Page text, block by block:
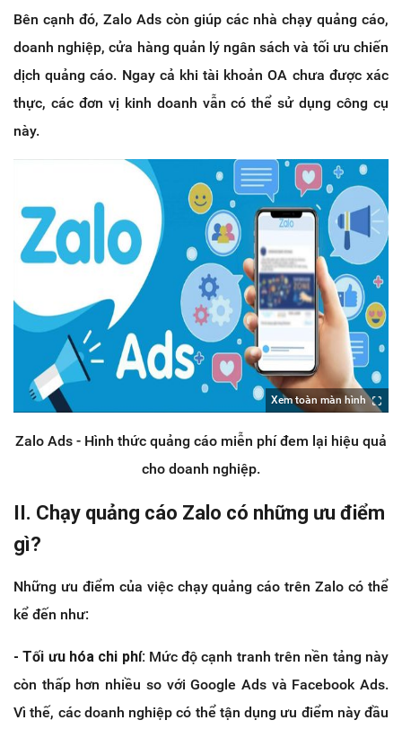
Bên cạnh đó, Zalo Ads còn giúp các nhà chạy quảng cáo,
doanh nghiệp, cửa hàng quản lý ngân sách và tối ưu chiến
dịch quảng cáo. Ngay cả khi tài khoản OA chưa được xác
thực, các đơn vị kinh doanh vẫn có thể sử dụng công cụ
này.
Xem toàn màn hình
Zalo Ads - Hình thức quảng cáo miễn phí đem lại hiệu quả
cho doanh nghiệp.
II. Chạy quảng cáo Zalo có những ưu điểm
gì?
Những ưu điểm của việc chạy quảng cáo trên Zalo có thể
kể đến như:
- Tối ưu hóa chi phí:Mức độ cạnh tranh trên nền tảng này
còn thấp hơn nhiều so với Google Ads và Facebook Ads.
Vì thế, các doanh nghiệp có thể tận dụng ưu điểm này đầu